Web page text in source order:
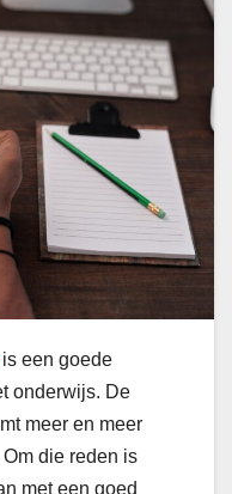
is een goede
onderwijs. De
meer en meer
die reden is
met een goed